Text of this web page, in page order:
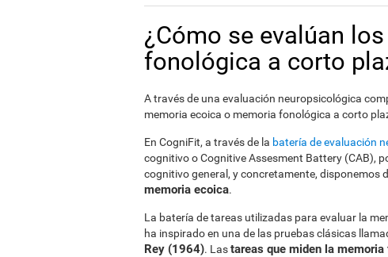
¿Cómo se evalúan
fonológica a corto
A través de una evaluación neuropsicológica
memoria ecoica o memoria fonológica a corto
En CogniFit, a través de la batería de evaluación
cognitivo o Cognitive Assesment Battery (CAB),
cognitivo general, y concretamente, disponemos
memoria ecoica.
La batería de tareas utilizadas para evaluar la
ha inspirado en una de las pruebas clásicas
Rey (1964). Lastareas que miden la